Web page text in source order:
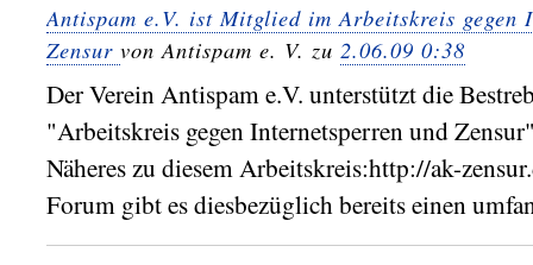
Antispam e.V. ist Mitglied im Arbeitskreis gegen
Zensur von Antispam e. V. zu 2.06.09 0:38
Der Verein Antispam e.V. unterstützt die
"Arbeitskreis gegen Internetsperren und
Näheres zu diesem Arbeitskreis:http://ak-
Forum gibt es diesbezüglich bereits einen